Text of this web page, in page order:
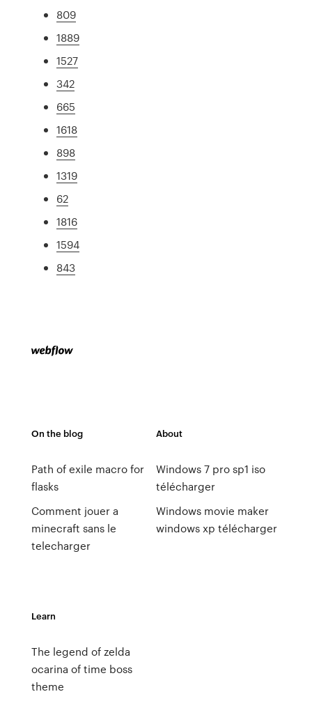
809
1889
1527
342
665
1618
898
1319
62
1816
1594
843
On the blog
Path of exile macro for
flasks
Comment jouer a
minecraft sans le
telecharger
About
Windows 7 pro sp1 iso
télécharger
Windows movie maker
windows xp télécharger
Learn
The legend of zelda
ocarina of time boss
theme